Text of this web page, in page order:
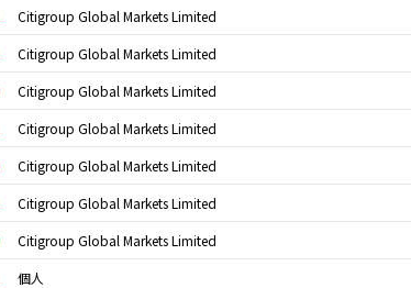
Citigroup Global Markets Limited
Citigroup Global Markets Limited
Citigroup Global Markets Limited
Citigroup Global Markets Limited
Citigroup Global Markets Limited
Citigroup Global Markets Limited
Citigroup Global Markets Limited
個人